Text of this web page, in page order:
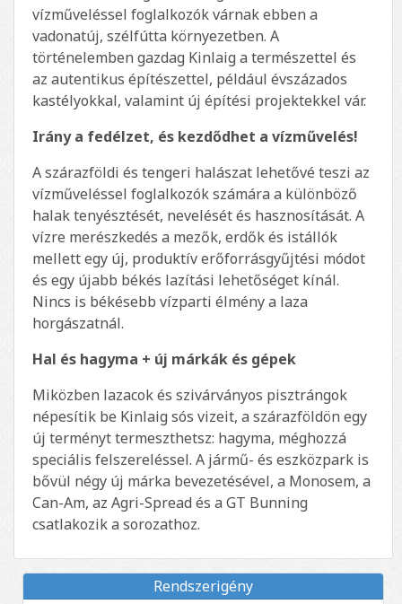
vízműveléssel foglalkozók várnak ebben a
vadonatúj, szélfútta környezetben. A
történelemben gazdag Kinlaig a természettel és
az autentikus építészettel, például évszázados
kastélyokkal, valamint új építési projektekkel vár.
Irány a fedélzet, és kezdődhet a vízművelés!
A szárazföldi és tengeri halászat lehetővé teszi az
vízműveléssel foglalkozók számára a különböző
halak tenyésztését, nevelését és hasznosítását. A
vízre merészkedés a mezők, erdők és istállók
mellett egy új, produktív erőforrásgyűjtési módot
és egy újabb békés lazítási lehetőséget kínál.
Nincs is békésebb vízparti élmény a laza
horgászatnál.
Hal és hagyma + új márkák és gépek
Miközben lazacok és szivárványos pisztrángok
népesítik be Kinlaig sós vizeit, a szárazföldön egy
új terményt termeszthetsz: hagyma, méghozzá
speciális felszereléssel. A jármű- és eszközpark is
bővül négy új márka bevezetésével, a Monosem, a
Can-Am, az Agri-Spread és a GT Bunning
csatlakozik a sorozathoz.
Rendszerigény